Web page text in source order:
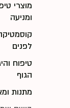
מוצרי
ומניעה
לפנים
טיפוח
הגוף
מתנות